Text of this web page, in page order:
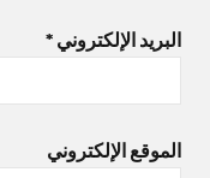
البريد الإلكتروني *
الموقع الإلكتروني